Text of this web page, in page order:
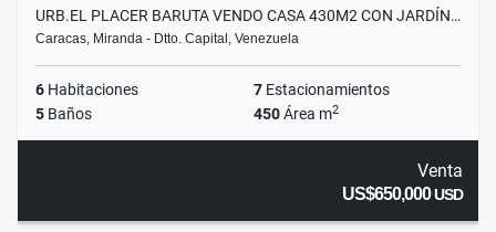
URB.EL PLACER BARUTA VENDO CASA 430M2 CON JARDÍN…
Caracas, Miranda - Dtto. Capital, Venezuela
6 Habitaciones 7 Estacionamientos
5 Baños 450Área m2
Venta
US$650,000USD